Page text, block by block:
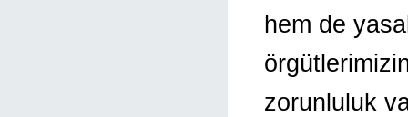
hem de
zorunluluk